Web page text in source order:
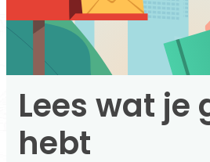
Lees wat je gemist
hebt